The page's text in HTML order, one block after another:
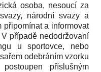
osoba, nesoucí za
národní svazy a
připomínat a informovat
případě nedodržovaní
u sportovce, nebo
odebráním vzorku
příslušným